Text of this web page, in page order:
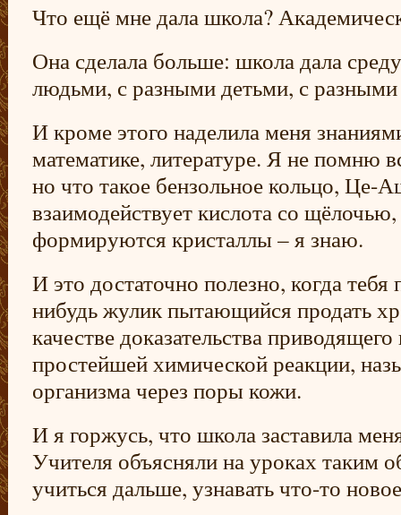
Что ещё мне дала школа?
Она сделала больше: школа дала
людьми, с разными детьми, с
И кроме этого наделила меня
математике, литературе. Я не помню
но что такое бензольное кольцо,
взаимодействует кислота со
формируются кристаллы – я знаю.
И это достаточно полезно, когда
нибудь жулик пытающийся продать
качестве доказательства
простейшей химической реакции,
организма через поры кожи.
И я горжусь, что школа заставила
Учителя объясняли на уроках таким
учиться дальше, узнавать что-то